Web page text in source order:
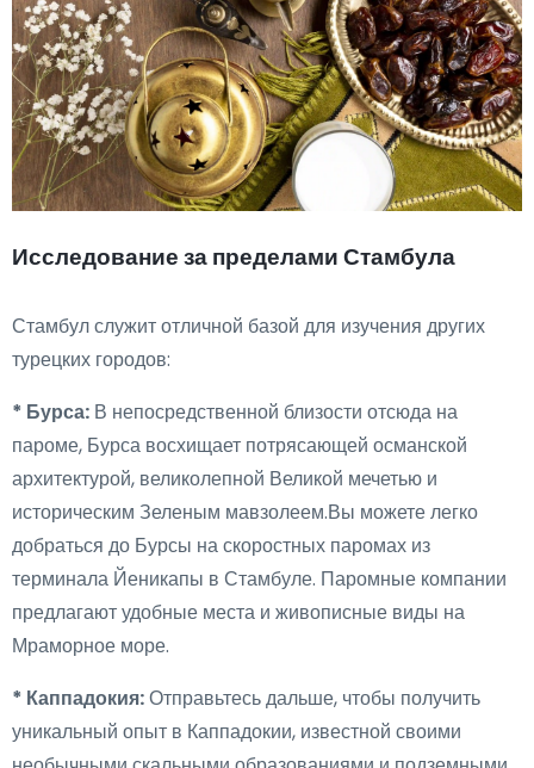
Исследование за пределами Стамбула
Стамбул служит отличной базой для изучения других
турецких городов:
* Бурса: В непосредственной близости отсюда на
пароме, Бурса восхищает потрясающей османской
архитектурой, великолепной Великой мечетью и
историческим Зеленым мавзолеем.Вы можете легко
добраться до Бурсы на скоростных паромах из
терминала Йеникапы в Стамбуле. Паромные компании
предлагают удобные места и живописные виды на
Мраморное море.
* Каппадокия:Отправьтесь дальше, чтобы получить
уникальный опыт в Каппадокии, известной своими